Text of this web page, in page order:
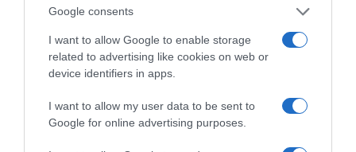
Google consents
I want to allow Google to enable storage
related to advertising like cookies on web or
device identifiers in apps.
I want to allow my user data to be sent to
Google for online advertising purposes.
της Ζωής μας
Οι άνθρωποι, οι αυθεντικές ιστορίες,
το ελληνικό καλοκαίρι και ένας